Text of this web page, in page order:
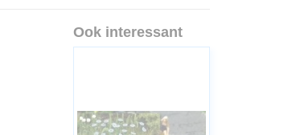
Ook interessant